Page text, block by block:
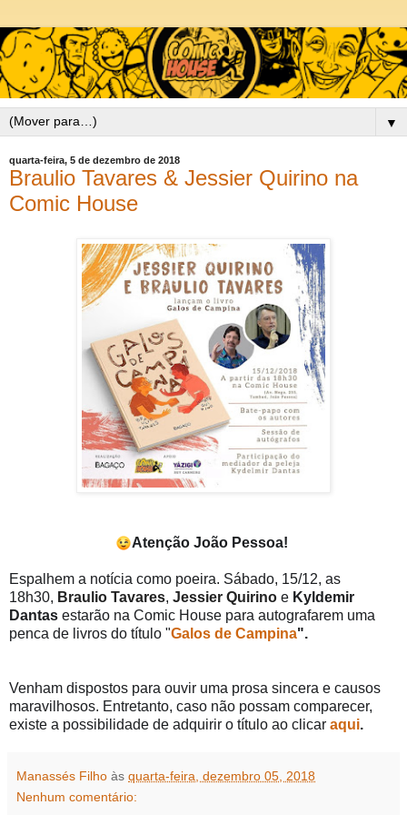
▼
quarta-feira, 5 de dezembro de 2018
Braulio Tavares & Jessier Quirino na
Comic House
😉Atenção João Pessoa!
Espalhem a notícia como poeira. Sábado, 15/12, as
18h30, Braulio Tavares, Jessier Quirino e Kyldemir
Dantas estarão na Comic House para autografarem uma
penca de livros do título "Galos de Campina".
Venham dispostos para ouvir uma prosa sincera e causos
maravilhosos. Entretanto, caso não possam comparecer,
existe a possibilidade de adquirir o título ao clicar aqui.
Manassés Filho às quarta-feira, dezembro 05, 2018
Nenhum comentário: